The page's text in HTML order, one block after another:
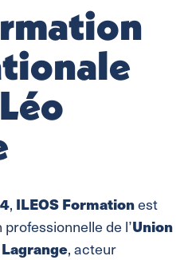
, ILEOS Formationest
de l’Union
, acteur